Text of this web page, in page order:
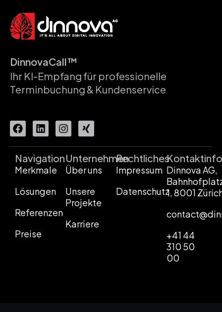
DinnovaCall™
Ihr KI-Empfang für professionelle
Terminbuchung & Kundenservice
Navigation
Merkmale
Lösungen
Referenzen
Preise
Unternehmen
Über uns
Unsere
Projekte
Karriere
Rechtliches
Impressum
Datenschutz
Dinnova AG,
1, 8001
+41 44
310 50
00